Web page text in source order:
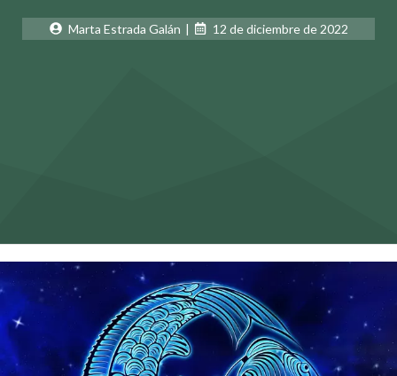
Marta Estrada Galán | 12 de diciembre de 2022